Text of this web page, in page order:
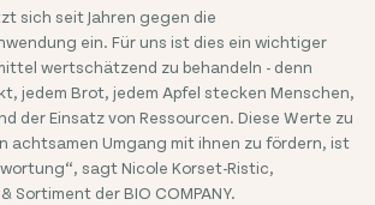
sich seit Jahren gegen die
ein. Für uns ist dies ein wichtiger
wertschätzend zu behandeln - denn
jedem Brot, jedem Apfel stecken Menschen,
der Einsatz von Ressourcen. Diese Werte zu
achtsamen Umgang mit ihnen zu fördern, ist
sagt Nicole Korset-Ristic,
Sortiment der BIO COMPANY.